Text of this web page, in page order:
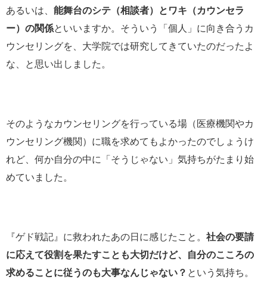
あるいは、 能舞台のシテ（相談者）とワキ（カウンセラ
ー）の関係といいますか。そういう「個人」に向き合うカ
ウンセリングを、大学院では研究してきていたのだったよ
な、と思い出しました。
そのようなカウンセリングを行っている場（医療機関やカ
ウンセリング機関）に職を求めてもよかったのでしょうけ
れど、何か自分の中に「そうじゃない」気持ちがたまり始
めていました。
『ゲド戦記』に救われたあの日に感じたこと。 社会の要請
に応えて役割を果たすことも大切だけど、自分のこころの
求めることに従うのも大事なんじゃない？ という気持ち。